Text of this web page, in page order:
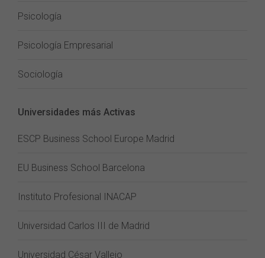
Psicología
Psicología Empresarial
Sociología
Universidades más Activas
ESCP Business School Europe Madrid
EU Business School Barcelona
Instituto Profesional INACAP
Universidad Carlos III de Madrid
Universidad César Vallejo